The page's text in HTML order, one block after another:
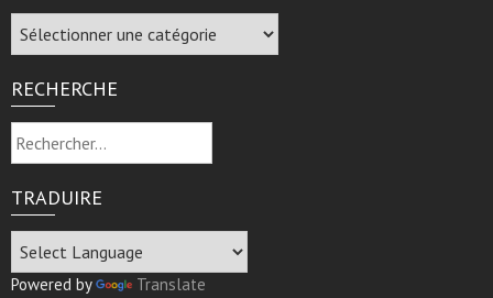
Archive
RECHERCHE
Rechercher :
TRADUIRE
Powered by Translate